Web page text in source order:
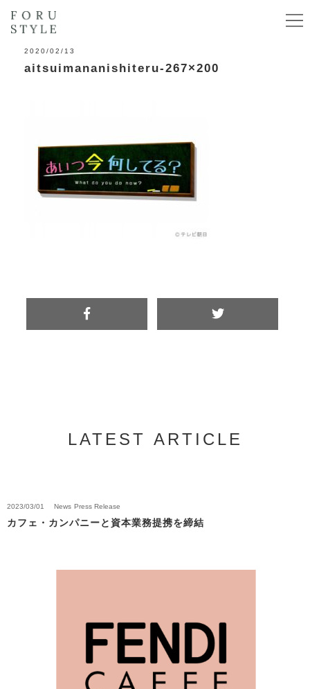
2020/02/13
aitsuimananishiteru-267×200
LATEST ARTICLE
2023/03/01 News Press Release
カフェ・カンパニーと資本業務提携を締結